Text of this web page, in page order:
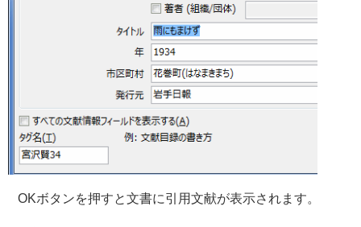
OKボタンを押すと文書に引用文献が表示されます。